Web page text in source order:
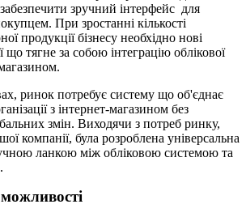
зручний інтерфейс для
При зростанні кількості
продукції бізнесу необхідно нові
що тягне за собою інтеграцію облікової
ринок потребує систему що об'єднає
з інтернет-магазином без
змін. Виходячи з потреб ринку,
компанії, була розроблена універсальна
ланкою між обліковою системою та